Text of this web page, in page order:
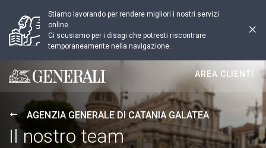
Stiamo lavorando per rendere migliori i nostri servizi
online.
Ci scusiamo per i disagi che potresti riscontrare
temporaneamente nella navigazione.
Generali logo
AREA CLIENTI
AGENZIA GENERALE DI CATANIA GALATEA
Il nostro team